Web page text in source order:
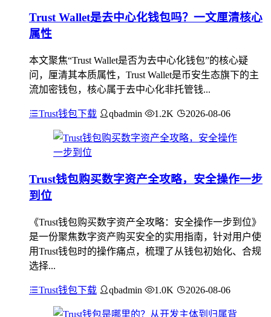
Trust Wallet是去中心化钱包吗？一文厘清核心
属性
本文聚焦“Trust Wallet是否为去中心化钱包”的核心疑
问，厘清其本质属性，Trust Wallet是币安生态旗下的主
流加密钱包，核心属于去中心化非托管钱...
Trust钱包下载 qbadmin 1.2K 2026-08-06
Trust钱包购买数字资产全攻略，安全操作一步
到位
《Trust钱包购买数字资产全攻略：安全操作一步到位》
是一份聚焦数字资产购买安全的实用指南，针对用户使
用Trust钱包时的操作痛点，梳理了从钱包初始化、合规
选择...
Trust钱包下载 qbadmin 1.0K 2026-08-06